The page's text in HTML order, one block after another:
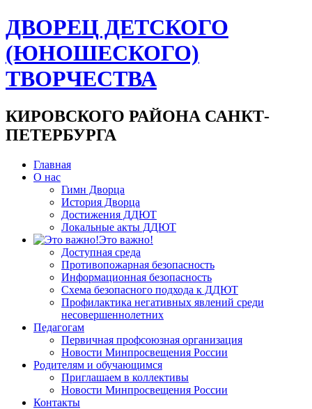
ДВОРЕЦ ДЕТСКОГО
(ЮНОШЕСКОГО)
ТВОРЧЕСТВА
КИРОВСКОГО РАЙОНА САНКТ-
ПЕТЕРБУРГА
Главная
О нас
Гимн Дворца
История Дворца
Достижения ДДЮТ
Локальные акты ДДЮТ
Это важно!
Доступная среда
Противопожарная безопасность
Информационная безопасность
Схема безопасного подхода к ДДЮТ
Профилактика негативных явлений среди
несовершеннолетних
Педагогам
Первичная профсоюзная организация
Новости Минпросвещения России
Родителям и обучающимся
Приглашаем в коллективы
Новости Минпросвещения России
Контакты